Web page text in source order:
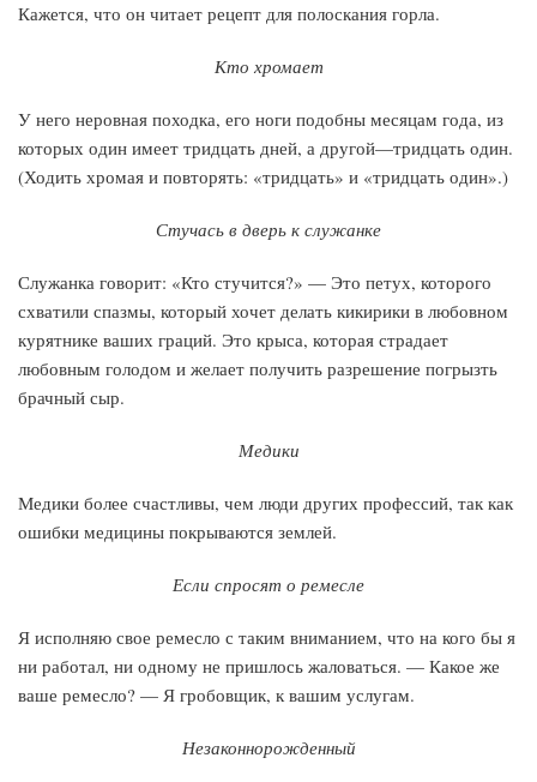
Кажется, что он читает рецепт для полоскания горла.
Кто хромает
У него неровная походка, его ноги подобны месяцам года, из
которых один имеет тридцать дней, а другой—тридцать один.
(Ходить хромая и повторять: «тридцать» и «тридцать один».)
Стучась в дверь к служанке
Служанка говорит: «Кто стучится?» — Это петух, которого
схватили спазмы, который хочет делать кикирики в любовном
курятнике ваших граций. Это крыса, которая страдает
любовным голодом и желает получить разрешение погрызть
брачный сыр.
Медики
Медики более счастливы, чем люди других профессий, так как
ошибки медицины покрываются землей.
Если спросят о ремесле
Я исполняю свое ремесло с таким вниманием, что на кого бы я
ни работал, ни одному не пришлось жаловаться. — Какое же
ваше ремесло? — Я гробовщик, к вашим услугам.
Незаконнорожденный